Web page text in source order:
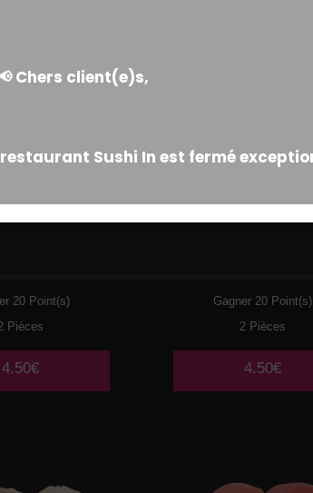
20 Point(s)
Pièces
4.50€
Gagner 20 Point(s)
2 Pièces
4.50€